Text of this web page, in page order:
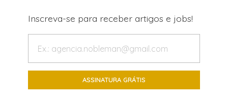
Inscreva-se para receber artigos e jobs!